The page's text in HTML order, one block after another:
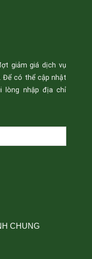
giảm giá dịch vụ
Để có thể cập nhật
lòng nhập địa chỉ
CHUNG